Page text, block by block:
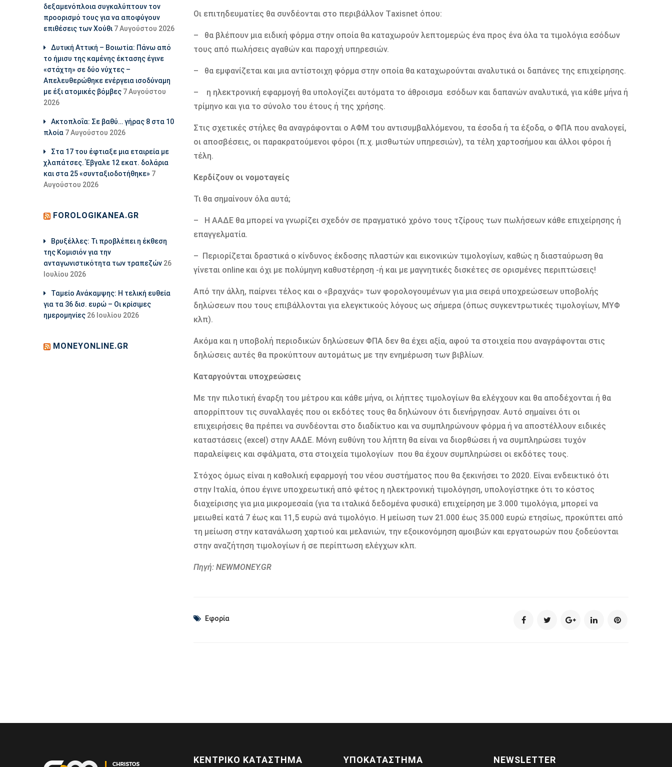
Οι επιτηδευματίες θα συνδέονται στο περιβάλλον Τaxisnet όπου:
– θα βλέπουν μια ειδική φόρμα στην οποία θα καταχωρούν λεπτομερώς ένα προς ένα όλα τα τιμολόγια εσόδων
τους από πωλήσεις αγαθών και παροχή υπηρεσιών.
– θα εμφανίζεται και μια αντίστοιχη φόρμα στην οποία θα καταχωρούνται αναλυτικά οι δαπάνες της επιχείρησης.
– η ηλεκτρονική εφαρμογή θα υπολογίζει αυτόματα το άθροισμα εσόδων και δαπανών αναλυτικά, για κάθε μήνα ή
τρίμηνο και για το σύνολο του έτους ή της χρήσης.
Στις σχετικές στήλες θα αναγράφονται ο ΑΦΜ του αντισυμβαλλόμενου, τα έσοδα ή τα έξοδα, ο ΦΠΑ που αναλογεί,
οι αποσβέσεις, οι παρακρατούμενοι φόροι (π.χ. μισθωτών υπηρεσιών), τα τέλη χαρτοσήμου και άλλοι φόροι ή
τέλη.
Κερδίζουν οι νομοταγείς
Τι θα σημαίνουν όλα αυτά;
– Η ΑΑΔΕ θα μπορεί να γνωρίζει σχεδόν σε πραγματικό χρόνο τους τζίρους των πωλήσεων κάθε επιχείρησης ή
επαγγελματία.
– Περιορίζεται δραστικά ο κίνδυνος έκδοσης πλαστών και εικονικών τιμολογίων, καθώς η διασταύρωση θα
γίνεται online και όχι με πολύμηνη καθυστέρηση -ή και με μαγνητικές δισκέτες σε ορισμένες περιπτώσεις!
Από την άλλη, παίρνει τέλος και ο «βραχνάς» των φορολογουμένων για μια σειρά υποχρεώσεων υποβολής
δηλώσεων που τους επιβάλλονται για ελεγκτικούς λόγους ως σήμερα (όπως συγκεντρωτικές τιμολογίων, ΜΥΦ
κλπ).
Ακόμα και η υποβολή περιοδικών δηλώσεων ΦΠΑ δεν θα έχει αξία, αφού τα στοιχεία που αναγράφονται στις
δηλώσεις αυτές θα προκύπτουν αυτομάτως με την ενημέρωση των βιβλίων.
Καταργούνται υποχρεώσεις
Με την πιλοτική έναρξη του μέτρου και κάθε μήνα, οι λήπτες τιμολογίων θα ελέγχουν και θα αποδέχονται ή θα
απορρίπτουν τις συναλλαγές που οι εκδότες τους θα δηλώνουν ότι διενήργησαν. Αυτό σημαίνει ότι οι
επιχειρήσεις θα πρέπει να συνδέονται στο διαδίκτυο και να συμπληρώνουν φόρμα ή να αποστέλλουν ειδικές
καταστάσεις (excel) στην ΑΑΔΕ. Μόνη ευθύνη του λήπτη θα είναι να διορθώσει ή να συμπληρώσει τυχόν
παραλείψεις και σφάλματα, στα στοιχεία τιμολογίων που θα έχουν συμπληρώσει οι εκδότες τους.
Στόχος όμως είναι η καθολική εφαρμογή του νέου συστήματος που θα ξεκινήσει το 2020. Είναι ενδεικτικό ότι
στην Ιταλία, όπου έγινε υποχρεωτική από φέτος η ηλεκτρονική τιμολόγηση, υπολογίστηκε ότι το κόστος
διαχείρισης για μια μικρομεσαία (για τα ιταλικά δεδομένα φυσικά) επιχείρηση με 3.000 τιμολόγια, μπορεί να
μειωθεί κατά 7 έως και 11,5 ευρώ ανά τιμολόγιο. Η μείωση των 21.000 έως 35.000 ευρώ ετησίως, προκύπτει από
τη μείωση στην κατανάλωση χαρτιού και μελανιών, την εξοικονόμηση αμοιβών και εργατοωρών που ξοδεύονται
στην αναζήτηση τιμολογίων ή σε περίπτωση ελέγχων κλπ.
Πηγή: NEWMONEY.GR
Εφορία
δεξαμενόπλοια συγκαλύπτουν τον
προορισμό τους για να αποφύγουν
επιθέσεις των Χούθι 7 Αυγούστου 2026
Δυτική Αττική – Βοιωτία: Πάνω από
το ήμισυ της καμένης έκτασης έγινε
«στάχτη» σε δύο νύχτες –
Απελευθερώθηκε ενέργεια ισοδύναμη
με έξι ατομικές βόμβες 7 Αυγούστου
2026
Ακτοπλοΐα: Σε βαθύ… γήρας 8 στα 10
πλοία 7 Αυγούστου 2026
Στα 17 του έφτιαξε μια εταιρεία με
χλαπάτσες. Έβγαλε 12 εκατ. δολάρια
και στα 25 «συνταξιοδοτήθηκε» 7
Αυγούστου 2026
FOROLOGIKANEA.GR
Βρυξέλλες: Τι προβλέπει η έκθεση
της Κομισιόν για την
ανταγωνιστικότητα των τραπεζών 26
Ιουλίου 2026
Ταμείο Ανάκαμψης: Η τελική ευθεία
για τα 36 δισ. ευρώ – Οι κρίσιμες
ημερομηνίες 26 Ιουλίου 2026
MONEYONLINE.GR
ΚΕΝΤΡΙΚΌ ΚΑΤΆΣΤΗΜΑ ΥΠΟΚΑΤΆΣΤΗΜΑ NEWSLETTER